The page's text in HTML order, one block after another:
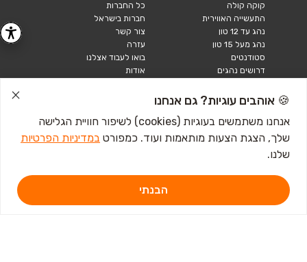
קוקה קולה
התעשייה האווירית
נהג עד 12 טון
נהג מעל 15 טון
סטודנטים
דרושים נהגים
טבלאות שכר
כל החברות
חברות בישראל
צור קשר
עזרה
בואו לעבוד אצלנו
אודות
כתבות ומדריכים
🍪 אוהבים עוגיות? גם אנחנו
אנחנו משתמשים בעוגיות (cookies) לשיפור חוויית הגלישה
שלך, הצגת הצעות מותאמות ועוד. כמפורט במדיניות הפרטיות
שלנו.
הבנתי